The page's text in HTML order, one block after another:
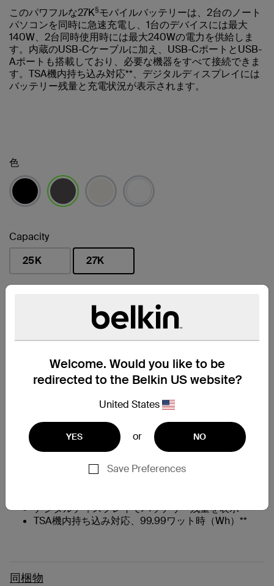
Welcome. Would you like to be
redirected to the Belkin US website?
United States
YES or NO
Save Preferences
このパワフルな27K§モバイルバッテリーは、2台のノート
パソコンを同時に急速充電し、1台のデバイスには最大
140W、2台同時使用時には最大240Wの電力を供給しま
す。内蔵のUSB-Cケーブルに加え、USB-CポートとUSB-
Aポートも搭載しており、必要な機器をすべて接続できま
す。TSA機内持ち込み対応**、デジタルディスプレイには
バッテリー残量と充電状況が表示されます。
色
Capacity
25K
27K
販売店を見つける
主な特長
一体型USB-Cケーブル、USB-Cポート、USB-Aポー
ト付き（34cm、140W）
240Wの共有出力で、ノートパソコン、タブレッ
ト、スマートフォンなど最大3台のデバイスを急速充
電
らに22時間使用可能に‡
デジタルディスプレイでバッテリー残量を表示
TSA機内持ち込み対応、99.99ワット時（Wh）**
同梱物